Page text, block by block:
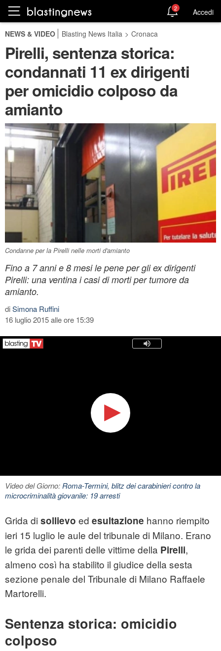
2 Accedi
NEWS & VIDEO Blasting News Italia > Cronaca
Pirelli, sentenza storica:
condannati 11 ex dirigenti
per omicidio colposo da
amianto
Condanne per la Pirelli nelle morti d'amianto
Fino a 7 anni e 8 mesi le pene per gli ex dirigenti
Pirelli: una ventina i casi di morti per tumore da
amianto.
diSimona Ruffini
16 luglio 2015 alle ore 15:39
Video del Giorno:Roma-Termini, blitz dei carabinieri contro la
microcriminalità giovanile: 19 arresti
Grida di sollievo ed esultazione hanno riempito
ieri 15 luglio le aule del tribunale di Milano. Erano
le grida dei parenti delle vittime della Pirelli,
almeno così ha stabilito il giudice della sesta
sezione penale del Tribunale di Milano Raffaele
Martorelli.
Sentenza storica: omicidio
colposo